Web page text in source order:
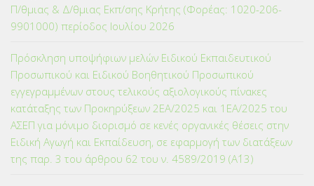
Π/θμιας & Δ/θμιας Εκπ/σης Κρήτης (Φορέας: 1020-206-
9901000) περίοδος Ιουλίου 2026
Πρόσκληση υποψήφιων μελών Ειδικού Εκπαιδευτικού
Προσωπικού και Ειδικού Βοηθητικού Προσωπικού
εγγεγραμμένων στους τελικούς αξιολογικούς πίνακες
κατάταξης των Προκηρύξεων 2ΕΑ/2025 και 1ΕΑ/2025 του
ΑΣΕΠ για μόνιμο διορισμό σε κενές οργανικές θέσεις στην
Ειδική Αγωγή και Εκπαίδευση, σε εφαρμογή των διατάξεων
της παρ. 3 του άρθρου 62 του ν. 4589/2019 (Α΄13)